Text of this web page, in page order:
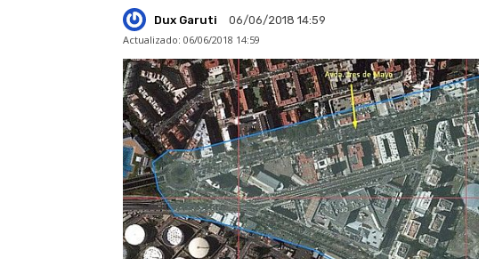
Dux Garuti
06/06/2018 14:59
Actualizado: 06/06/2018 14:59